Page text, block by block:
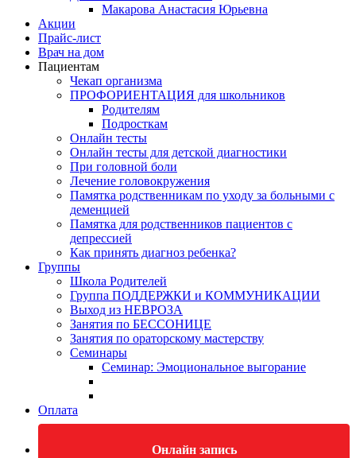
Макарова Анастасия Юрьевна
Акции
Прайс-лист
Врач на дом
Пациентам
Чекап организма
ПРОФОРИЕНТАЦИЯ для школьников
Родителям
Подросткам
Онлайн тесты
Онлайн тесты для детской диагностики
При головной боли
Лечение головокружения
Памятка родственникам по уходу за больными с
деменцией
Памятка для родственников пациентов с
депрессией
Как принять диагноз ребенка?
Группы
Школа Родителей
Группа ПОДДЕРЖКИ и КОММУНИКАЦИИ
Выход из НЕВРОЗА
Занятия по БЕССОНИЦЕ
Занятия по ораторскому мастерству
Семинары
Семинар: Эмоциональное выгорание
Оплата
Онлайн запись